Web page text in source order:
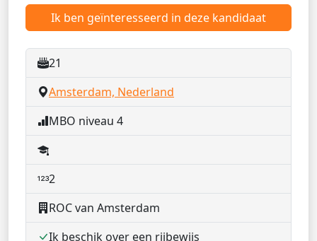
Ik ben geïnteresseerd in deze kandidaat
21
Amsterdam, Nederland
MBO niveau 4
2
ROC van Amsterdam
Ik beschik over een rijbewijs